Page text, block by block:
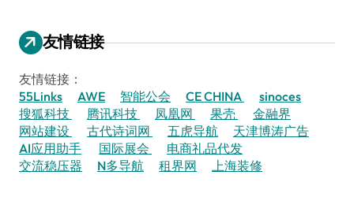
友情链接
友情链接：
55Links
AWE 智能公会 CE CHINA
sinoces
搜狐科技
腾讯科技 凤凰网 果壳
金融界
网站建设
古代诗词网 五虎导航
天津博涛广告
AI应用助手
国际展会
电商礼品代发
交流稳压器
N多导航 租界网 上海装修